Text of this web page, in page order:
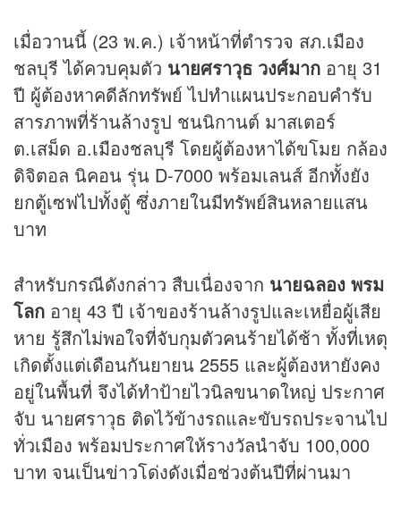
เมื่อวานนี้ (23 พ.ค.) เจ้าหน้าที่ตำรวจ สภ.เมือง
ชลบุรี ได้ควบคุมตัว นายศราวุธ วงศ์มาก อายุ 31
ปี ผู้ต้องหาคดีลักทรัพย์ ไปทำแผนประกอบคำรับ
สารภาพที่ร้านล้างรูป ชนนิกานต์ มาสเตอร์
ต.เสม็ด อ.เมืองชลบุรี โดยผู้ต้องหาได้ขโมย กล้อง
ดิจิตอล นิคอน รุ่น D-7000 พร้อมเลนส์ อีกทั้งยัง
ยกตู้เซฟไปทั้งตู้ ซึ่งภายในมีทรัพย์สินหลายแสน
บาท
สำหรับกรณีดังกล่าว สืบเนื่องจาก นายฉลอง พรม
โลก อายุ 43 ปี เจ้าของร้านล้างรูปและเหยื่อผู้เสีย
หาย รู้สึกไม่พอใจที่จับกุมตัวคนร้ายได้ช้า ทั้งที่เหตุ
เกิดตั้งแต่เดือนกันยายน 2555 และผู้ต้องหายังคง
อยู่ในพื้นที่ จึงได้ทำป้ายไวนิลขนาดใหญ่ ประกาศ
จับ นายศราวุธ ติดไว้ข้างรถและขับรถประจานไป
ทั่วเมือง พร้อมประกาศให้รางวัลนำจับ 100,000
บาท จนเป็นข่าวโด่งดังเมื่อช่วงต้นปีที่ผ่านมา